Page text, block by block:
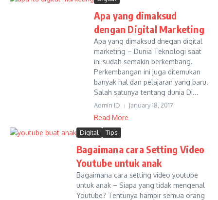
Apa yang dimaksud
dengan Digital Marketing
Apa yang dimaksud dnegan digital
marketing – Dunia Teknologi saat
ini sudah semakin berkembang.
Perkembangan ini juga ditemukan
banyak hal dan pelajaran yang baru.
Salah satunya tentang dunia Di...
Admin ID January 18, 2017
Read More
Digital Tips
Bagaimana cara Setting Video
Youtube untuk anak
Bagaimana cara setting video youtube
untuk anak – Siapa yang tidak mengenal
Youtube? Tentunya hampir semua orang